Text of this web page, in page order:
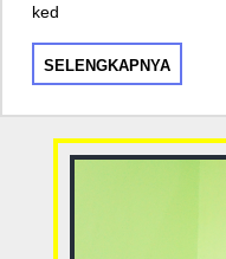
ked
SELENGKAPNYA